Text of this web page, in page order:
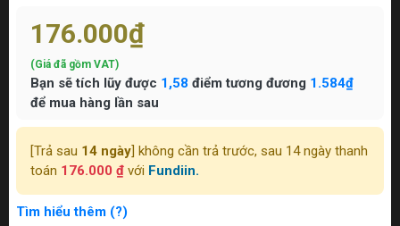
176.000₫
(Giá đã gồm VAT)
Bạn sẽ tích lũy được 1,58 điểm tương đương 1.584₫
để mua hàng lần sau
[Trả sau 14 ngày ] không cần trả trước, sau 14 ngày thanh
toán 176.000 ₫ với Fundiin.
Tìm hiểu thêm (?)